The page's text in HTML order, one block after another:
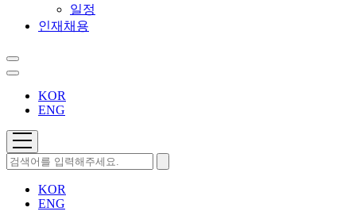
일정
인재채용
KOR
ENG
KOR
ENG